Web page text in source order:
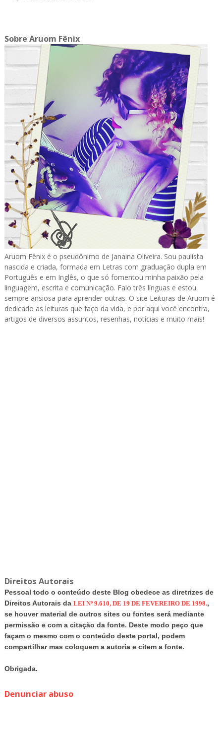
Sobre Aruom Fênix
Aruom Fênix é o pseudônimo de Janaina Oliveira. Sou paulista
nascida e criada, formada em Letras com graduação dupla em
Português e em Inglês, o que só fomentou minha paixão pela
linguagem, escrita e comunicação. Falo três línguas e estou
sempre ansiosa para aprender outras. O site Leituras de Aruom é
dedicado as leituras que faço da vida, e por aqui você encontra,
artigos de diversos assuntos, resenhas, notícias e muito mais!
Direitos Autorais
Pessoal todo o conteúdo deste Blog obedece as diretrizes de
Direitos Autorais da LEI Nº 9.610, DE 19 DE FEVEREIRO DE 1998.,
se houver material de outros sites ou fontes será mediante
permissão e com a citação da fonte. Deste modo peço que
façam o mesmo com o conteúdo deste portal, podem
compartilhar mas coloquem a autoria e citem a fonte.
Obrigada.
Denunciar abuso